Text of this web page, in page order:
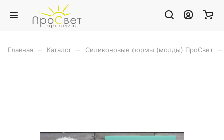
Главная Каталог Силиконовые формы (молды) ПроСвет